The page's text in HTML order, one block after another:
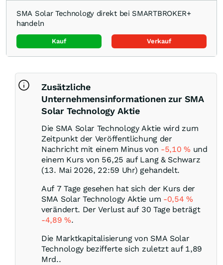
SMA Solar Technology direkt bei SMARTBROKER+
handeln
Kauf Verkauf
Zusätzliche
Unternehmensinformationen zur SMA
Solar Technology Aktie
Die SMA Solar Technology Aktie wird zum
Zeitpunkt der Veröffentlichung der
Nachricht mit einem Minus von -5,10% und
einem Kurs von 56,25 auf Lang & Schwarz
(13. Mai 2026, 22:59 Uhr) gehandelt.
Auf 7 Tage gesehen hat sich der Kurs der
SMA Solar Technology Aktie um -0,54%
verändert. Der Verlust auf 30 Tage beträgt
-4,89%.
Die Marktkapitalisierung von SMA Solar
Technology bezifferte sich zuletzt auf 1,89
Mrd..